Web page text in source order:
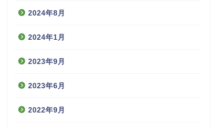
2024年8月
2024年1月
2023年9月
2023年6月
2022年9月